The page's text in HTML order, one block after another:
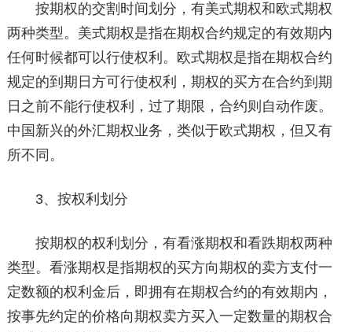
按期权的交割时间划分，有美式期权和欧式期权
两种类型。美式期权是指在期权合约规定的有效期内
任何时候都可以行使权利。欧式期权是指在期权合约
规定的到期日方可行使权利，期权的买方在合约到期
日之前不能行使权利，过了期限，合约则自动作废。
中国新兴的外汇期权业务，类似于欧式期权，但又有
所不同。
3、按权利划分
按期权的权利划分，有看涨期权和看跌期权两种
类型。看涨期权是指期权的买方向期权的卖方支付一
定数额的权利金后，即拥有在期权合约的有效期内，
按事先约定的价格向期权卖方买入一定数量的期权合